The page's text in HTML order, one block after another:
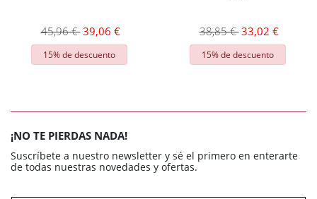
45,96 €39,06 €
15% de descuento
38,85 €33,02 €
15% de descuento
¡NO TE PIERDAS NADA!
Suscríbete a nuestro newsletter y sé el primero en enterarte
de todas nuestras novedades y ofertas.